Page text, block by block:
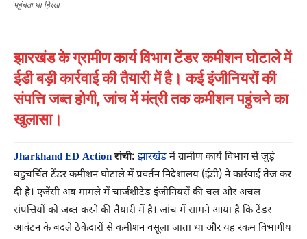
पहुंचता था हिस्सा
झारखंड के ग्रामीण कार्य विभाग टेंडर कमीशन घोटाले में
ईडी बड़ी कार्रवाई की तैयारी में है। कई इंजीनियरों की
संपत्ति जब्त होगी, जांच में मंत्री तक कमीशन पहुंचने का
खुलासा।
Jharkhand ED Action रांची: झारखंड में ग्रामीण कार्य विभाग से जुड़े
बहुचर्चित टेंडर कमीशन घोटाले में प्रवर्तन निदेशालय (ईडी) ने कार्रवाई तेज कर
दी है। एजेंसी अब मामले में चार्जशीटेड इंजीनियरों की चल और अचल
संपत्तियों को जब्त करने की तैयारी में है। जांच में सामने आया है कि टेंडर
आवंटन के बदले ठेकेदारों से कमीशन वसूला जाता था और यह रकम विभागीय